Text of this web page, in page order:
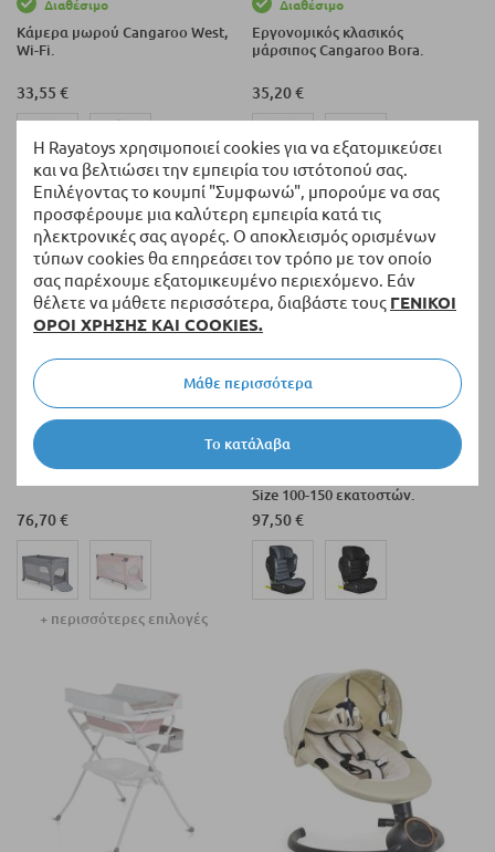
Η Rayatoys χρησιμοποιεί cookies για να εξατομικεύσει
και να βελτιώσει την εμπειρία του ιστότοπού σας.
Επιλέγοντας το κουμπί "Συμφωνώ", μπορούμε να σας
προσφέρουμε μια καλύτερη εμπειρία κατά τις
ηλεκτρονικές σας αγορές. Ο αποκλεισμός ορισμένων
τύπων cookies θα επηρεάσει τον τρόπο με τον οποίο
σας παρέχουμε εξατομικευμένο περιεχόμενο. Εάν
θέλετε να μάθετε περισσότερα, διαβάστε τους ΓΕΝΙΚΟΙ
ΟΡΟΙ ΧΡΗΣΗΣ ΚΑΙ COOKIES.
Το κατάλαβα
Μάθε περισσότερα
Διαθέσιμο
Κάμερα μωρού Cangaroo West,
Wi-Fi.
33,55 €
Διαθέσιμο
Εργονομικός κλασικός
μάρσιπος Cangaroo Bora.
35,20 €
Βρεφικό παρκοκρέβατο
76,70 €
+ περισσότερες επιλογές
Size 100-150 εκατοστών.
97,50 €